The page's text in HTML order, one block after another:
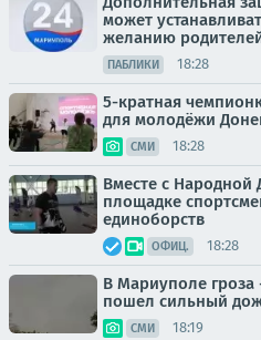
может
желанию
ПАБЛИКИ 18:28
5-кратная
для молодёжи
СМИ 18:28
Вместе с
площадке
единоборств
ОФИЦ. 18:28
В Мариуполе
пошел сильный
СМИ 18:19